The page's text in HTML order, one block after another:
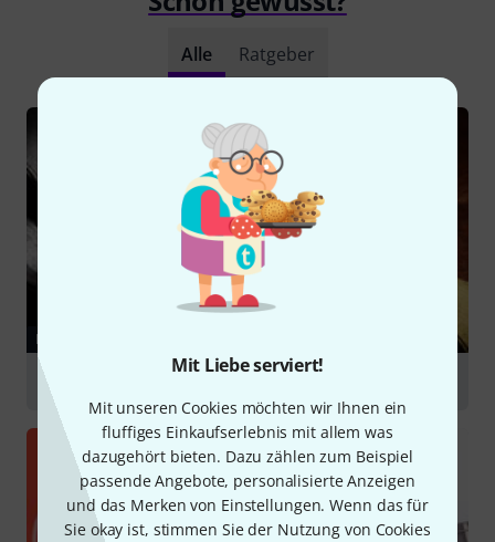
Mit Liebe serviert!
Mit unseren Cookies möchten wir Ihnen ein
fluffiges Einkaufserlebnis mit allem was
dazugehört bieten. Dazu zählen zum Beispiel
passende Angebote, personalisierte Anzeigen
und das Merken von Einstellungen. Wenn das für
Sie okay ist, stimmen Sie der Nutzung von Cookies
Alle Ratgeber
RATGEBER
Gitarrenzubehör